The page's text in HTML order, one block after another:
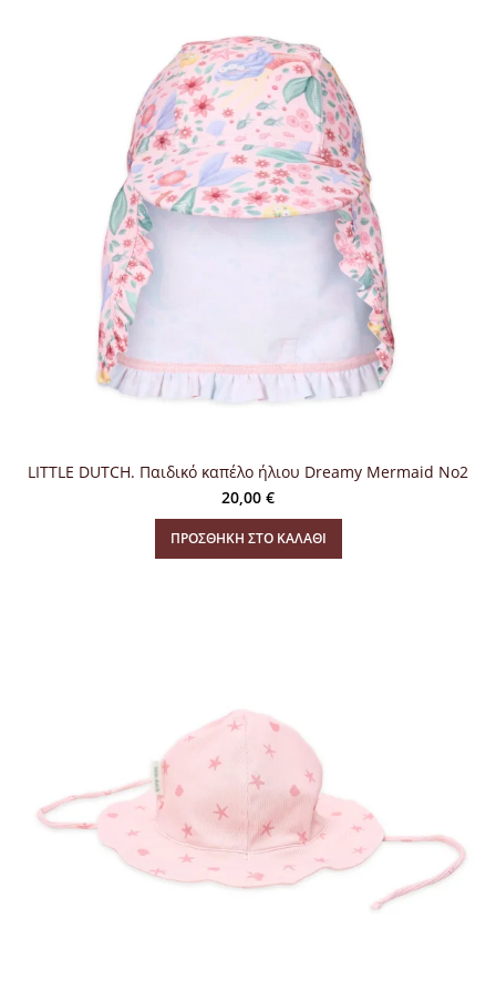
LITTLE DUTCH. Παιδικό καπέλο ήλιου Dreamy Mermaid Νο2
20,00 €
ΠΡΟΣΘΉΚΗ ΣΤΟ ΚΑΛΆΘΙ